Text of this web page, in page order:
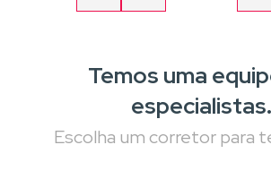
Primeira
página
Página
anterior
Temos uma
especialistas.
Escolha um corretor para